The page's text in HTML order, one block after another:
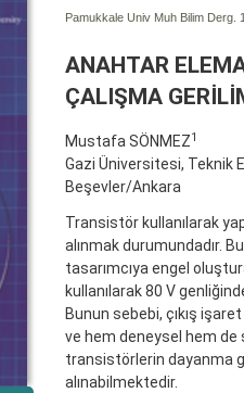
Pamukkale Univ Muh Bilim Derg.
ANAHTAR
ÇALIŞMA
Mustafa SÖNMEZ1
Gazi Üniversitesi, Teknik
Beşevler/Ankara
Transistör kullanılarak
alınmak durumundadır.
tasarımcıya engel
kullanılarak 80 V
Bunun sebebi, çıkış
ve hem deneysel hem
transistörlerin dayanma
alınabilmektedir.